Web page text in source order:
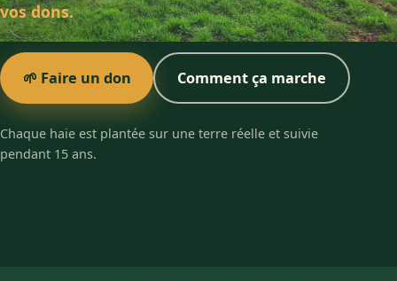
vos dons.
🌱 Faire un don Comment ça marche
Chaque haie est plantée sur une terre réelle et suivie
pendant 15 ans.